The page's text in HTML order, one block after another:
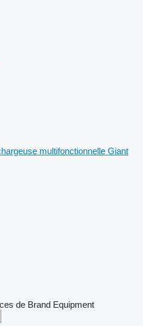
multifonctionnelle Giant
de Brand Equipment